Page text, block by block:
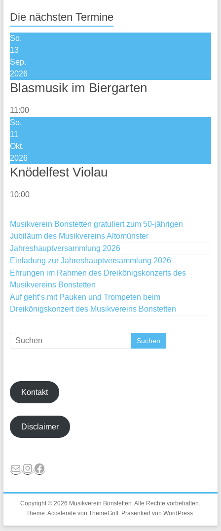
Die nächsten Termine
So.
13
Sep.
2026
Blasmusik im Biergarten
11:00
So.
11
Okt.
2026
Knödelfest Violau
10:00
Musikverein Bonstetten gratuliert zum 50-jährigen
Jubiläum des Musikvereins Altomünster
Jahreshauptversammlung 2026
Einladung zur Jahreshauptversammlung 2026
Ehrungen im Rahmen des Dreikönigskonzerts des
Musikvereins Bonstetten
Auf geht’s mit Pauken und Trompeten beim
Dreikönigskonzert des Musikvereins Bonstetten
Kontakt
Disclaimer
E-MailInstagram
Facebook
Copyright © 2026 Musikverein Bonstetten. Alle Rechte vorbehalten.
Theme:Accelerate von ThemeGrill. Präsentiert vonWordPress.